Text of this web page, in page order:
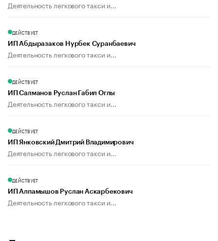
Деятельность легкового такси и...
ДЕЙСТВУЕТ
ИП Абдыразаков Нурбек Суранбаевич
Деятельность легкового такси и...
ДЕЙСТВУЕТ
ИП Салманов Руслан Габил Оглы
Деятельность легкового такси и...
ДЕЙСТВУЕТ
ИП Янковский Дмитрий Владимирович
Деятельность легкового такси и...
ДЕЙСТВУЕТ
ИП Алпамышов Руслан Аскарбекович
Деятельность легкового такси и...